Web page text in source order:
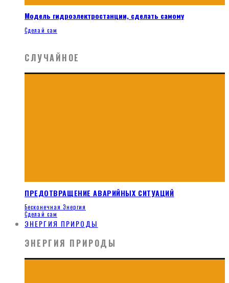
Модель гидроэлектростанции, сделать самому
Сделай сам
СЛУЧАЙНОЕ
ПРЕДОТВРАЩЕНИЕ АВАРИЙНЫХ СИТУАЦИЙ
Бесконечная Энергия
Сделай сам
ЭНЕРГИЯ ПРИРОДЫ
ЭНЕРГИЯ ПРИРОДЫ